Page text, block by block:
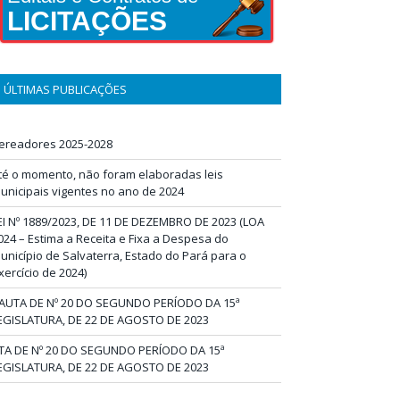
LICITAÇÕES
ÚLTIMAS PUBLICAÇÕES
2025-2028
o momento, não foram elaboradas leis
vigentes no ano de 2024
Nº 1889/2023, DE 11 DE DEZEMBRO DE 2023 (LOA
– Estima a Receita e Fixa a Despesa do
de Salvaterra, Estado do Pará para o
de 2024)
DE Nº 20 DO SEGUNDO PERÍODO DA 15ª
DE 22 DE AGOSTO DE 2023
DE Nº 20 DO SEGUNDO PERÍODO DA 15ª
DE 22 DE AGOSTO DE 2023